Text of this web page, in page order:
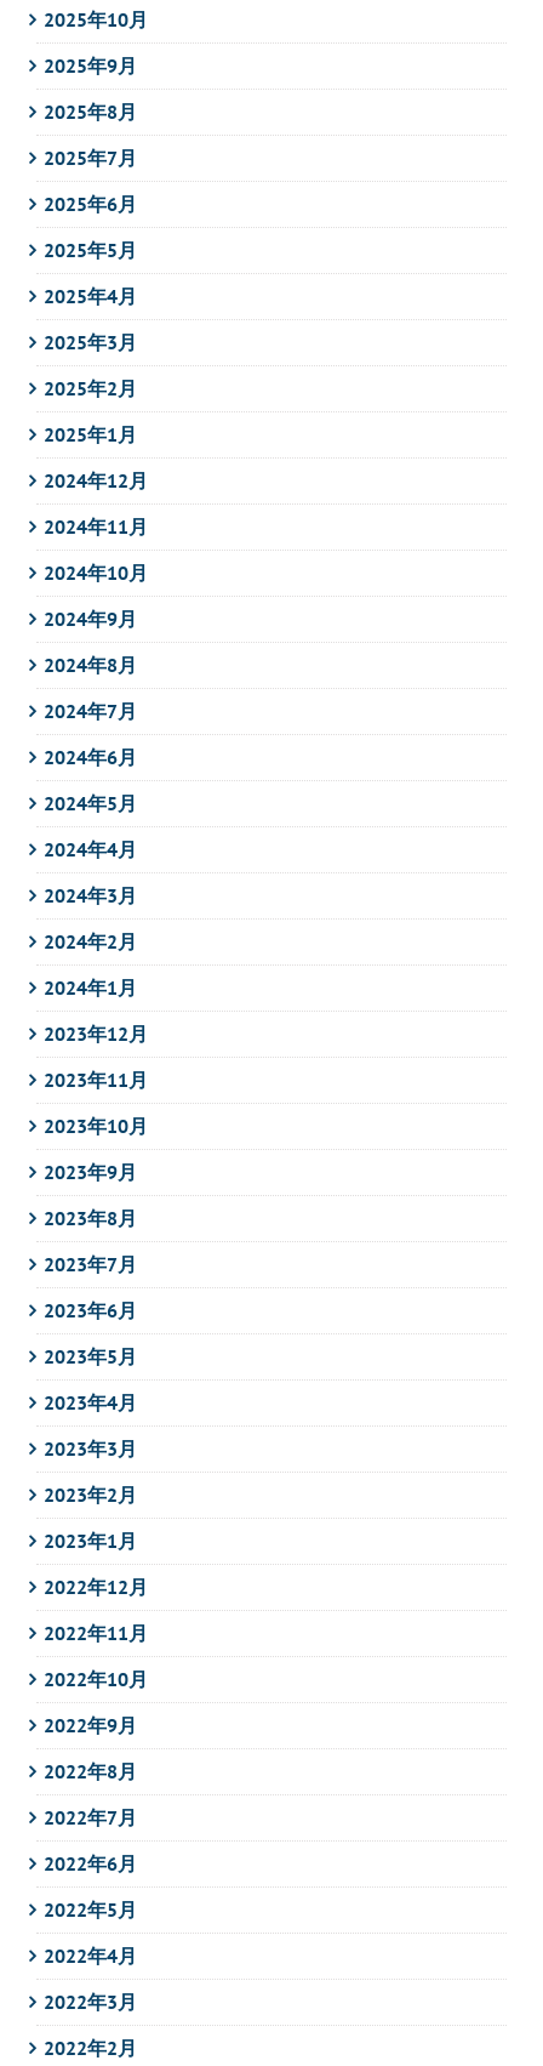
2025年10月
2025年9月
2025年8月
2025年7月
2025年6月
2025年5月
2025年4月
2025年3月
2025年2月
2025年1月
2024年12月
2024年11月
2024年10月
2024年9月
2024年8月
2024年7月
2024年6月
2024年5月
2024年4月
2024年3月
2024年2月
2024年1月
2023年12月
2023年11月
2023年10月
2023年9月
2023年8月
2023年7月
2023年6月
2023年5月
2023年4月
2023年3月
2023年2月
2023年1月
2022年12月
2022年11月
2022年10月
2022年9月
2022年8月
2022年7月
2022年6月
2022年5月
2022年4月
2022年3月
2022年2月